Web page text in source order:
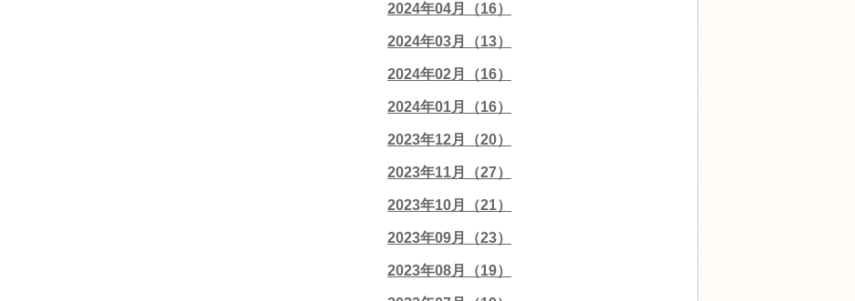
2024年04月（16）
2024年03月（13）
2024年02月（16）
2024年01月（16）
2023年12月（20）
2023年11月（27）
2023年10月（21）
2023年09月（23）
2023年08月（19）